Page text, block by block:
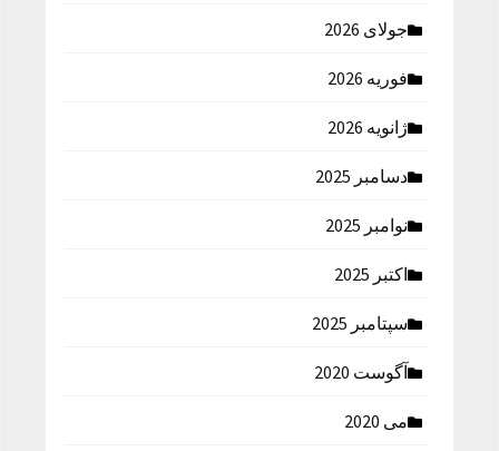
جولای 2026
فوریه 2026
ژانویه 2026
دسامبر 2025
نوامبر 2025
اکتبر 2025
سپتامبر 2025
آگوست 2020
می 2020